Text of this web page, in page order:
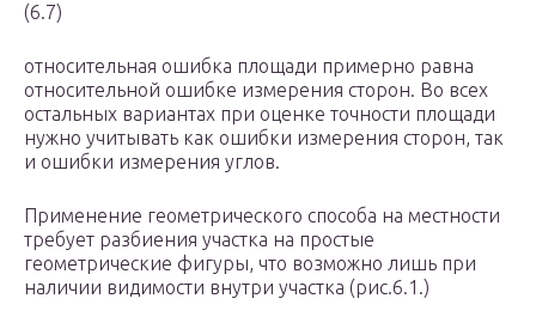
(6.7)
относительная ошибка площади примерно равна
относительной ошибке измерения сторон. Во всех
остальных вариантах при оценке точности площади
нужно учитывать как ошибки измерения сторон, так
и ошибки измерения углов.
Применение геометрического способа на местности
требует разбиения участка на простые
геометрические фигуры, что возможно лишь при
наличии видимости внутри участка (рис.6.1.)